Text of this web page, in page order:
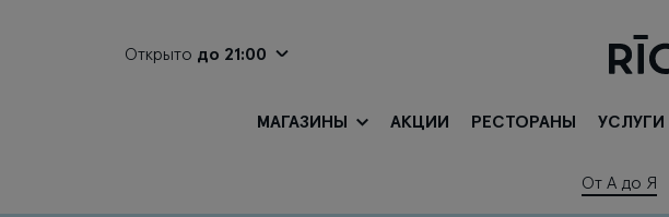
Открыто до 21:00
МАГАЗИНЫ АКЦИИ РЕСТОРАНЫ УСЛУГИ
От А до Я